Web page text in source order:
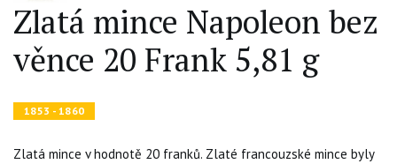
Zlatá mince Napoleon bez
věnce 20 Frank 5,81 g
1853 - 1860
Zlatá mince v hodnotě 20 franků. Zlaté francouzské mince byly